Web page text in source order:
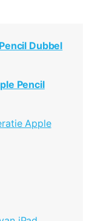
Dubbel
Pencil
Apple